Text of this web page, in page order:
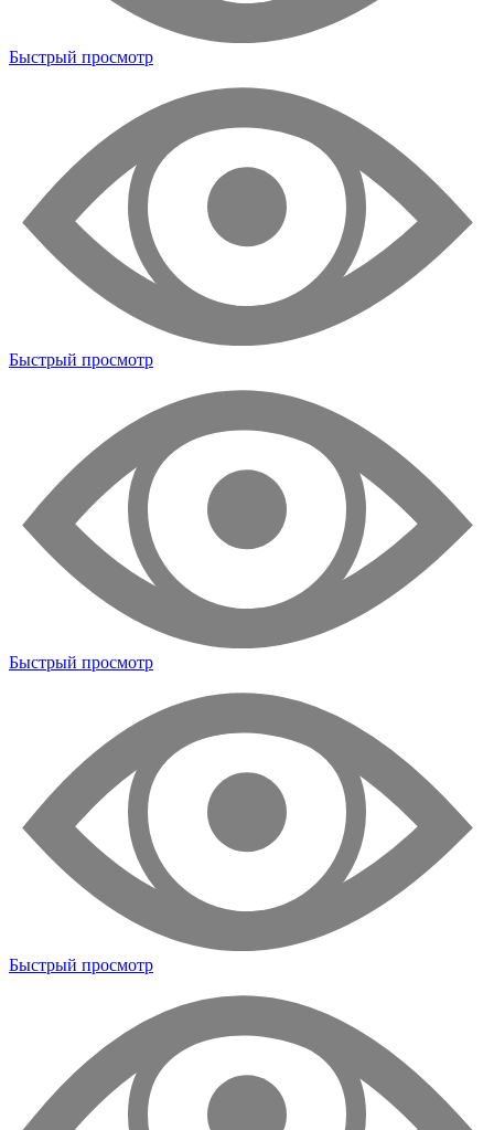
Быстрый просмотр
Быстрый просмотр
Быстрый просмотр
Быстрый просмотр